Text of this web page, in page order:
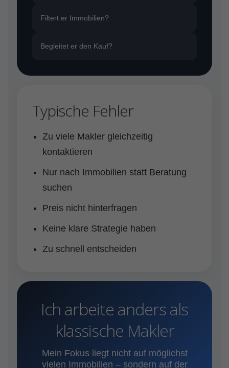
Filtert er Immobilien?
Begleitet er den Kauf?
Typische Fehler
Zu viele Makler gleichzeitig
kontaktieren
Nur nach Immobilien statt Beratung
suchen
Preis nicht hinterfragen
Keine klare Strategie haben
Zu schnell entscheiden
Ich arbeite anders als
klassische Makler
Mein Fokus liegt nicht auf möglichst
vielen Immobilien – sondern auf der